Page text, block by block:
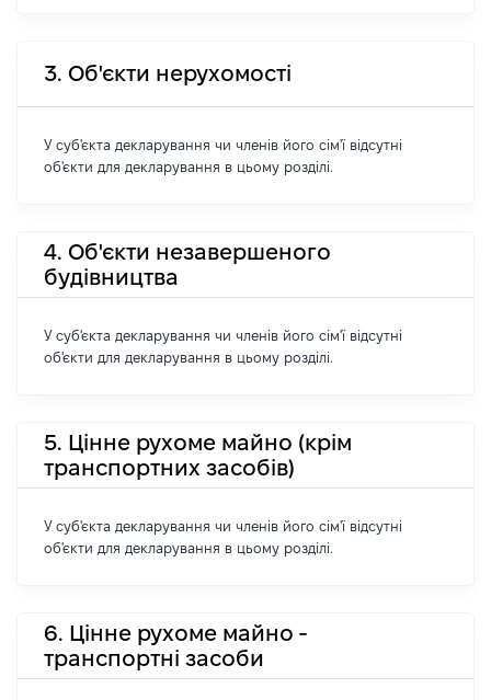
3. Об'єкти нерухомості
У суб'єкта декларування чи членів його сім'ї відсутні
об'єкти для декларування в цьому розділі.
4. Об'єкти незавершеного
будівництва
У суб'єкта декларування чи членів його сім'ї відсутні
об'єкти для декларування в цьому розділі.
5. Цінне рухоме майно (крім
транспортних засобів)
У суб'єкта декларування чи членів його сім'ї відсутні
об'єкти для декларування в цьому розділі.
6. Цінне рухоме майно -
транспортні засоби